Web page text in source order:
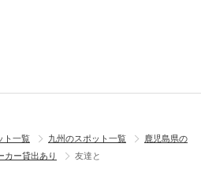
ト一覧 九州のスポット一覧
鹿児島県の
カー貸出あり 友達と